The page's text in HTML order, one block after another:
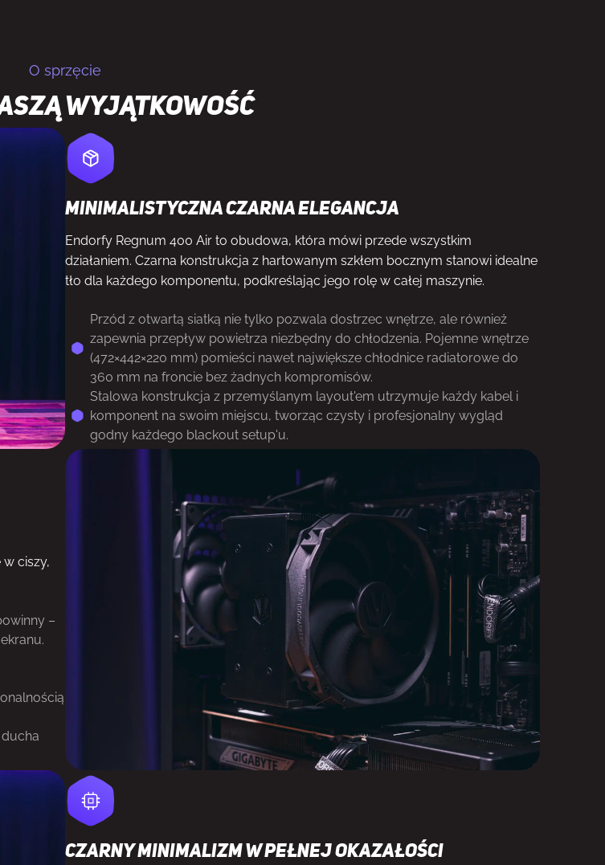
O sprzęcie
wyjątkowość
Minimalistyczna czarna elegancja
Endorfy Regnum 400 Air to obudowa, która mówi przede wszystkim
działaniem. Czarna konstrukcja z hartowanym szkłem bocznym stanowi idealne
tło dla każdego komponentu, podkreślając jego rolę w całej maszynie.
Przód z otwartą siatką nie tylko pozwala dostrzec wnętrze, ale również
zapewnia przepływ powietrza niezbędny do chłodzenia. Pojemne wnętrze
(472×442×220 mm) pomieści nawet największe chłodnice radiatorowe do
360 mm na froncie bez żadnych kompromisów.
Stalowa konstrukcja z przemyślanym layout'em utrzymuje każdy kabel i
komponent na swoim miejscu, tworząc czysty i profesjonalny wygląd
godny każdego blackout setup'u.
ciszy,
–
Czarny minimalizm w pełnej okazałości